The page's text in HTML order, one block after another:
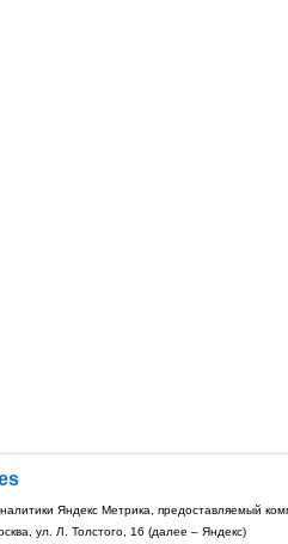
Яндекс Метрика, предоставляемый
ул. Л. Толстого, 16 (далее – Яндекс)